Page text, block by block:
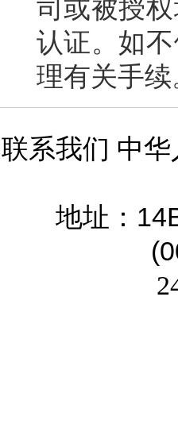
司或被授
认证。如
理有关手续
联系我们 中
地址：